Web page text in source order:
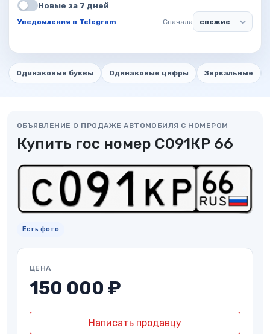
Новые за 7 дней
Уведомления в Telegram Сначала
Одинаковые буквы Одинаковые цифры Зеркальные
ОБЪЯВЛЕНИЕ О ПРОДАЖЕ АВТОМОБИЛЯ С НОМЕРОМ
Купить гос номер С091КР 66
Есть фото
ЦЕНА
150 000 ₽
Написать продавцу